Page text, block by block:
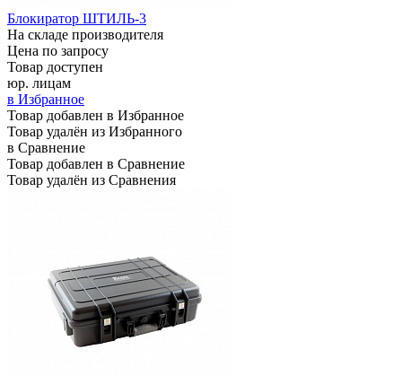
Блокиратор ШТИЛЬ-3
На складе производителя
Цена по запросу
Товар доступен
юр. лицам
в Избранное
Товар добавлен в Избранное
Товар удалён из Избранного
в Сравнение
Товар добавлен в Сравнение
Товар удалён из Сравнения